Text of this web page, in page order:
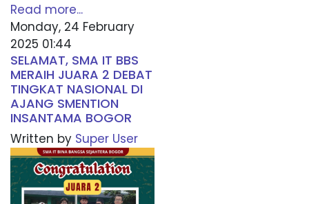
Read more...
Monday, 24 February
2025 01:44
SELAMAT, SMA IT BBS
MERAIH JUARA 2 DEBAT
TINGKAT NASIONAL DI
AJANG SMENTION
INSANTAMA BOGOR
Written by Super User